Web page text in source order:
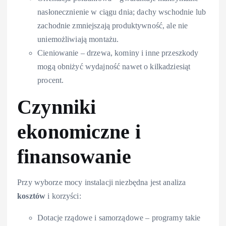
nasłonecznienie w ciągu dnia; dachy wschodnie lub
zachodnie zmniejszają produktywność, ale nie
uniemożliwiają montażu.
Cieniowanie – drzewa, kominy i inne przeszkody
mogą obniżyć wydajność nawet o kilkadziesiąt
procent.
Czynniki
ekonomiczne i
finansowanie
Przy wyborze mocy instalacji niezbędna jest analiza
kosztów i korzyści:
Dotacje rządowe i samorządowe – programy takie